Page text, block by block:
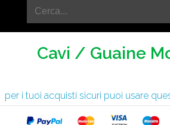
Cavi / Guaine
per i tuoi acquisti sicuri puoi usare